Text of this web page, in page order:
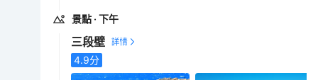
景點 · 下午
三段壁
4.9分